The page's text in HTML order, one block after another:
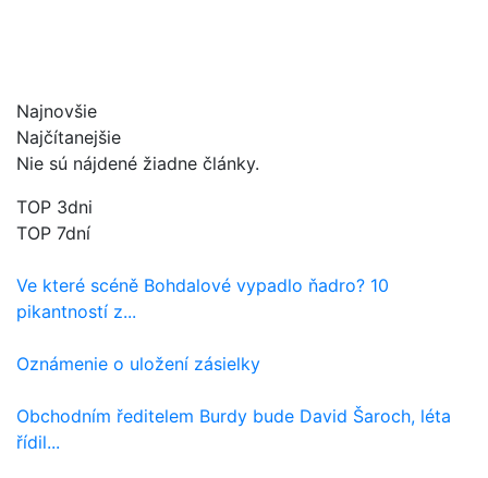
Najnovšie
Najčítanejšie
Nie sú nájdené žiadne články.
TOP 3dni
TOP 7dní
Ve které scéně Bohdalové vypadlo ňadro? 10
pikantností z...
Oznámenie o uložení zásielky
Obchodním ředitelem Burdy bude David Šaroch, léta
řídil...